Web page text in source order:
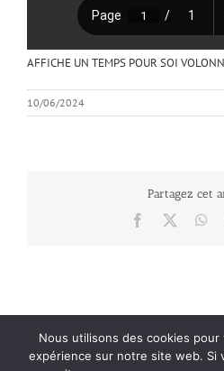
AFFICHE UN TEMPS POUR SOI
10/06/2024
Partagez cet
Facebook
Mentions Légales | Politique de
Nous utilisons des cookies pour
expérience sur notre site web. Si